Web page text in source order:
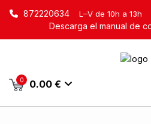
872220634 L–V de 10h a 13h
Descarga el manual de
0 0.00 €